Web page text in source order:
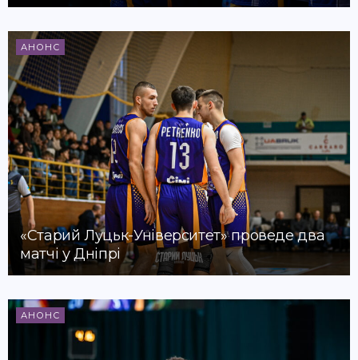
АНОНС
«Старий Луцьк-Університет» проведе два
матчі у Дніпрі
АНОНС